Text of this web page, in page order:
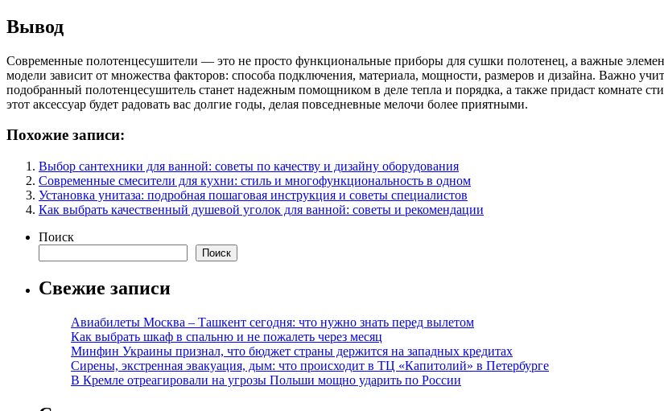
Вывод
Современные полотенцесушители — это не просто функциональные приборы для сушки полотенец, а важные
модели зависит от множества факторов: способа подключения, материала, мощности, размеров и дизайна. Важно
подобранный полотенцесушитель станет надежным помощником в деле тепла и порядка, а также придаст комнате
этот аксессуар будет радовать вас долгие годы, делая повседневные мелочи более приятными.
Похожие записи:
Выбор сантехники для ванной: советы по качеству и дизайну оборудования
Современные смесители для кухни: стиль и многофункциональность в одном
Установка унитаза: подробная пошаговая инструкция и советы специалистов
Как выбрать качественный душевой уголок для ванной: советы и рекомендации
Поиск
Поиск
Свежие записи
Авиабилеты Москва – Ташкент сегодня: что нужно знать перед вылетом
Как выбрать шкаф в спальню и не пожалеть через месяц
Минфин Украины признал, что бюджет страны держится на западных кредитах
Сирены, экстренная эвакуация, дым: что происходит в ТЦ «Капитолий» в Петербурге
В Кремле отреагировали на угрозы Польши мощно ударить по России